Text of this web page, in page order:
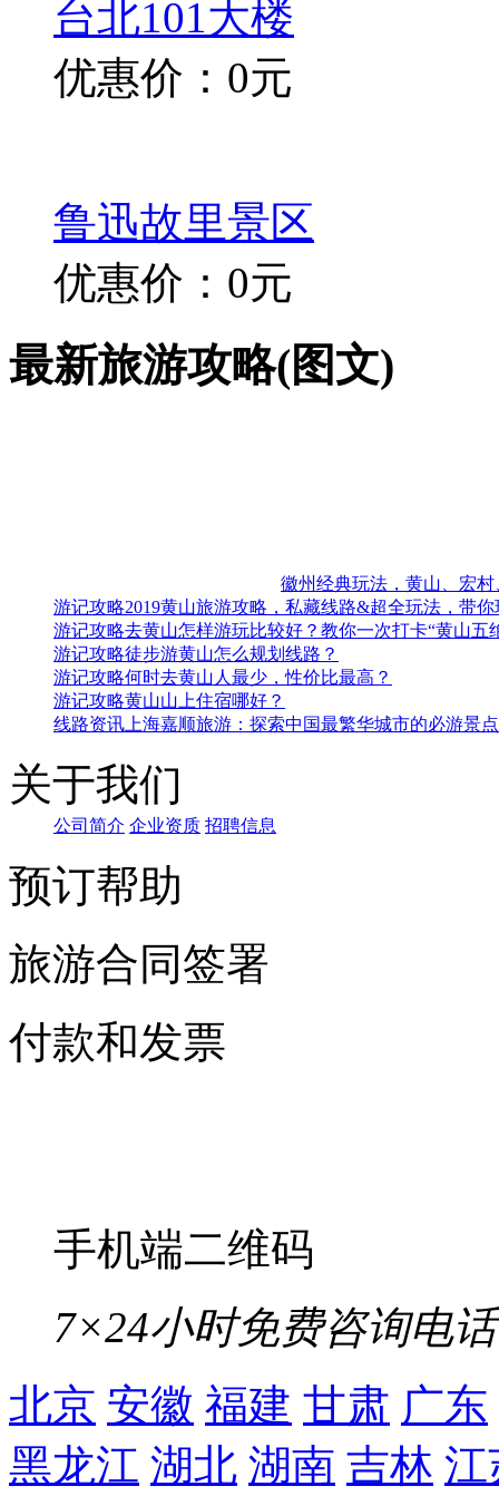
台北101大楼
优惠价：0元
鲁迅故里景区
优惠价：0元
最新旅游攻略(图文)
徽州经典玩法，黄山、宏
游记攻略2019黄山旅游攻略，私藏线路&超全玩法，带
游记攻略去黄山怎样游玩比较好？教你一次打卡“黄山五
游记攻略徒步游黄山怎么规划线路？
游记攻略何时去黄山人最少，性价比最高？
游记攻略黄山山上住宿哪好？
线路资讯上海嘉顺旅游：探索中国最繁华城市的必游景
关于我们
公司简介 企业资质 招聘信息
预订帮助
旅游合同签署
付款和发票
手机端二维码
7×24小时免费咨询电话
北京 安徽 福建 甘肃 广东
黑龙江 湖北 湖南 吉林 江